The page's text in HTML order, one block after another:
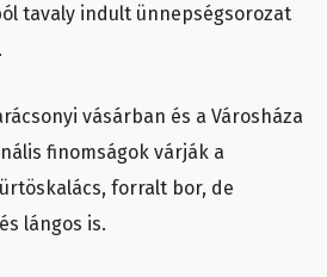
tavaly indult ünnepségsorozat
vásárban és a Városháza
finomságok várják a
forralt bor, de
lángos is.